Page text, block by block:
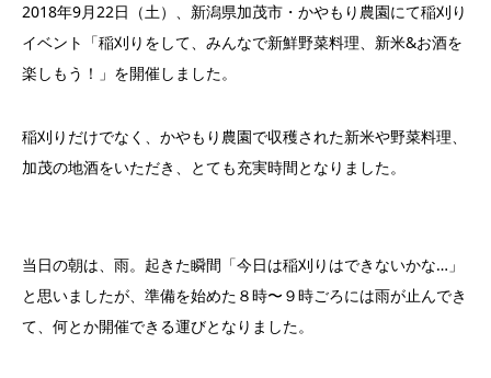
2018年9月22日（土）、新潟県加茂市・かやもり農園にて稲刈り
イベント「稲刈りをして、みんなで新鮮野菜料理、新米&お酒を
楽しもう！」を開催しました。
稲刈りだけでなく、かやもり農園で収穫された新米や野菜料理、
加茂の地酒をいただき、とても充実時間となりました。
当日の朝は、雨。起きた瞬間「今日は稲刈りはできないかな…」
と思いましたが、準備を始めた８時〜９時ごろには雨が止んでき
て、何とか開催できる運びとなりました。